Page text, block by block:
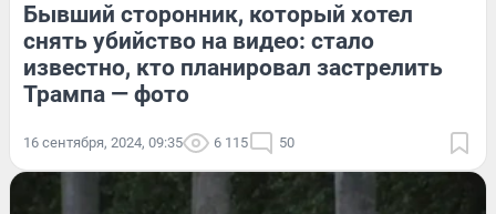
Бывший сторонник, который хотел
снять убийство на видео: стало
известно, кто планировал застрелить
Трампа — фото
16 сентября, 2024, 09:35 6 115 50